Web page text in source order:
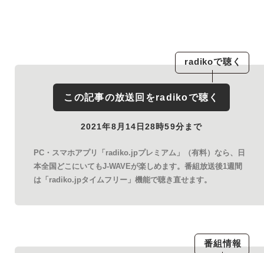
radikoで聴く
この記事の放送回をradikoで聴く
2021年8月14日28時59分まで
PC・スマホアプリ「radiko.jpプレミアム」（有料）なら、日
本全国どこにいてもJ-WAVEが楽しめます。番組放送後1週間
は「radiko.jpタイムフリー」機能で聴き直せます。
番組情報